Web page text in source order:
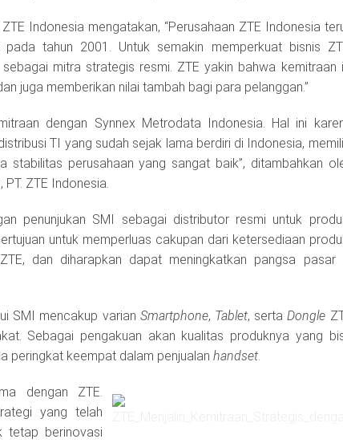
ZTE Indonesia mengatakan, “Perusahaan ZTE Indonesia
tahun 2001. Untuk semakin memperkuat bisnis
mitra strategis resmi. ZTE yakin bahwa kemitraan
juga memberikan nilai tambah bagi para pelanggan.”
dengan Synnex Metrodata Indonesia. Hal ini
TI yang sudah sejak lama berdiri di Indonesia,
stabilitas perusahaan yang sangat baik”, ditambahkan
, PT. ZTE Indonesia.
penunjukan SMI sebagai distributor resmi untuk
untuk memperluas cakupan dari ketersediaan
dan diharapkan dapat meningkatkan pangsa pasar
SMI mencakup varian Smartphone, Tablet, sertaDongle
Sebagai pengakuan akan kualitas produknya yang
peringkat keempat dalam penjualan handset.
dengan ZTE.
yang telah
tetap berinovasi